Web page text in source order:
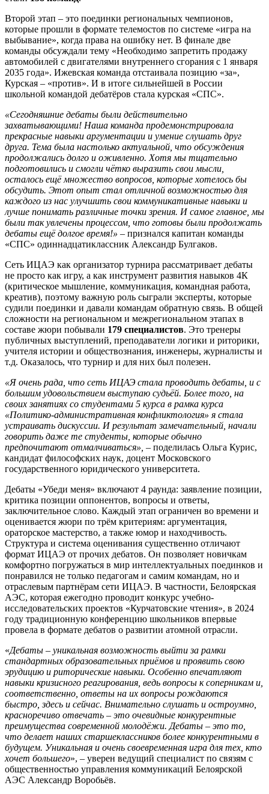
Второй этап – это поединки региональных чемпионов,
которые прошли в формате телемостов по системе «игра на
выбывание», когда права на ошибку нет. В финале две
команды обсуждали тему «Необходимо запретить продажу
автомобилей с двигателями внутреннего сгорания с 1 января
2035 года». Ижевская команда отстаивала позицию «за»,
Курская – «против». И в итоге сильнейшей в России
школьной командой дебатёров стала курская «СПС».
«Сегодняшние дебаты были действительно
захватывающими! Наша команда продемонстрировала
прекрасные навыки аргументации и умение слушать друг
друга. Тема была настолько актуальной, что обсуждения
продолжались долго и оживленно. Хотя мы тщательно
подготовились и смогли чётко выразить свои мысли,
осталось ещё множество вопросов, которые хотелось бы
обсудить. Этот опыт стал отличной возможностью для
каждого из нас улучшить свои коммуникативные навыки и
лучше понимать различные точки зрения. И самое главное, мы
были так увлечены процессом, что готовы были продолжать
дебаты ещё долгое время!» – признался капитан команды
«СПС» одиннадцатиклассник Александр Булгаков.
Сеть ИЦАЭ как организатор турнира рассматривает дебаты
не просто как игру, а как инструмент развития навыков 4К
(критическое мышление, коммуникация, командная работа,
креатив), поэтому важную роль сыграли эксперты, которые
судили поединки и давали командам обратную связь. В общей
сложности на региональном и межрегиональном этапах в
составе жюри побывали 179 специалистов. Это тренеры
публичных выступлений, преподаватели логики и риторики,
учителя истории и обществознания, инженеры, журналисты и
т.д. Оказалось, что турнир и для них был полезен.
«Я очень рада, что сеть ИЦАЭ стала проводить дебаты, и с
большим удовольствием выступаю судьёй. Более того, на
своих занятиях со студентами 5 курса в рамка курса
«Политико-административная конфликтология» я стала
устраивать дискуссии. И результат замечательный, начали
говорить даже те студенты, которые обычно
предпочитают отмалчиваться», – поделилась Ольга Курис,
кандидат философских наук, доцент Московского
государственного юридического университета.
Дебаты «Убеди меня» включают 4 раунда: заявление позиции,
критика позиции оппонентов, вопросы и ответы,
заключительное слово. Каждый этап ограничен во времени и
оценивается жюри по трём критериям: аргументация,
ораторское мастерство, а также юмор и находчивость.
Структура и система оценивания существенно отличают
формат ИЦАЭ от прочих дебатов. Он позволяет новичкам
комфортно погружаться в мир интеллектуальных поединков и
понравился не только педагогам и самим командам, но и
отраслевым партнёрам сети ИЦАЭ. В частности, Белоярская
АЭС, которая ежегодно проводит конкурс учебно-
исследовательских проектов «Курчатовские чтения», в 2024
году традиционную конференцию школьников впервые
провела в формате дебатов о развитии атомной отрасли.
«Дебаты – уникальная возможность выйти за рамки
стандартных образовательных приёмов и проявить свою
эрудицию и риторические навыки. Особенно впечатляют
навыки кризисного реагирования, ведь вопросы к соперникам и,
соответственно, ответы на их вопросы рождаются
быстро, здесь и сейчас. Внимательно слушать и остроумно,
красноречиво отвечать – это очевидные конкурентные
преимущества современной молодёжи. Дебаты – это то,
что делает наших старшеклассников более конкурентными в
будущем. Уникальная и очень своевременная игра для тех, кто
хочет большего», – уверен ведущий специалист по связям с
общественностью управления коммуникаций Белоярской
АЭС Александр Воробьёв.